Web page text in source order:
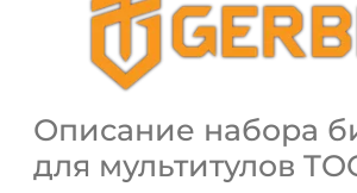
Описание набора
для мультитулов
ДА НЕТ